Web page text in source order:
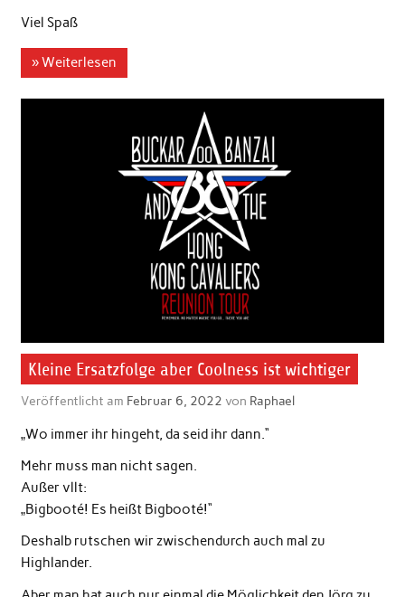
Viel Spaß
» Weiterlesen
Kleine Ersatzfolge aber Coolness ist wichtiger
Veröffentlicht am Februar 6, 2022 von Raphael
„Wo immer ihr hingeht, da seid ihr dann.“
Mehr muss man nicht sagen.
Außer vllt:
„Bigbooté! Es heißt Bigbooté!“
Deshalb rutschen wir zwischendurch auch mal zu
Highlander.